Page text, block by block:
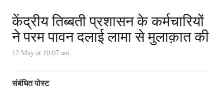
केंद्रीय तिब्बती प्रशासन के कर्मचारियों
ने परम पावन दलाई लामा से मुलाक़ात की
12 May at 10:07 am
संबंधित पोस्ट